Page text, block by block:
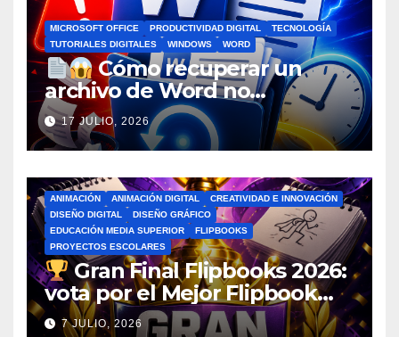
MICROSOFT OFFICE PRODUCTIVIDAD DIGITAL
TECNOLOGÍA
TUTORIALES DIGITALES
WINDOWS WORD
Cómo recuperar un
archivo de Word no
guardado antes de entrar en
pánico
17 JULIO, 2026
ANIMACIÓN ANIMACIÓN DIGITAL
CREATIVIDAD E INNOVACIÓN
DISEÑO DIGITAL
DISEÑO GRÁFICO
EDUCACIÓN MEDIA SUPERIOR
FLIPBOOKS
PROYECTOS ESCOLARES
Gran Final Flipbooks 2026:
vota por el Mejor Flipbook
del Ciclo Escolar
7 JULIO, 2026